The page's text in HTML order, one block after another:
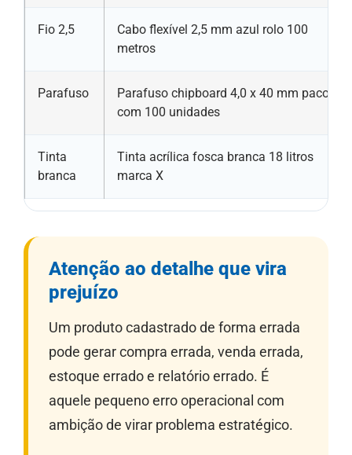
Fio 2,5
Cabo flexível 2,5 mm azul rolo 100
metros
Parafuso
Parafuso chipboard 4,0 x 40 mm pacote
com 100 unidades
Tinta
branca
Tinta acrílica fosca branca 18 litros
marca X
Atenção ao detalhe que vira
prejuízo
Um produto cadastrado de forma errada
pode gerar compra errada, venda errada,
estoque errado e relatório errado. É
aquele pequeno erro operacional com
ambição de virar problema estratégico.